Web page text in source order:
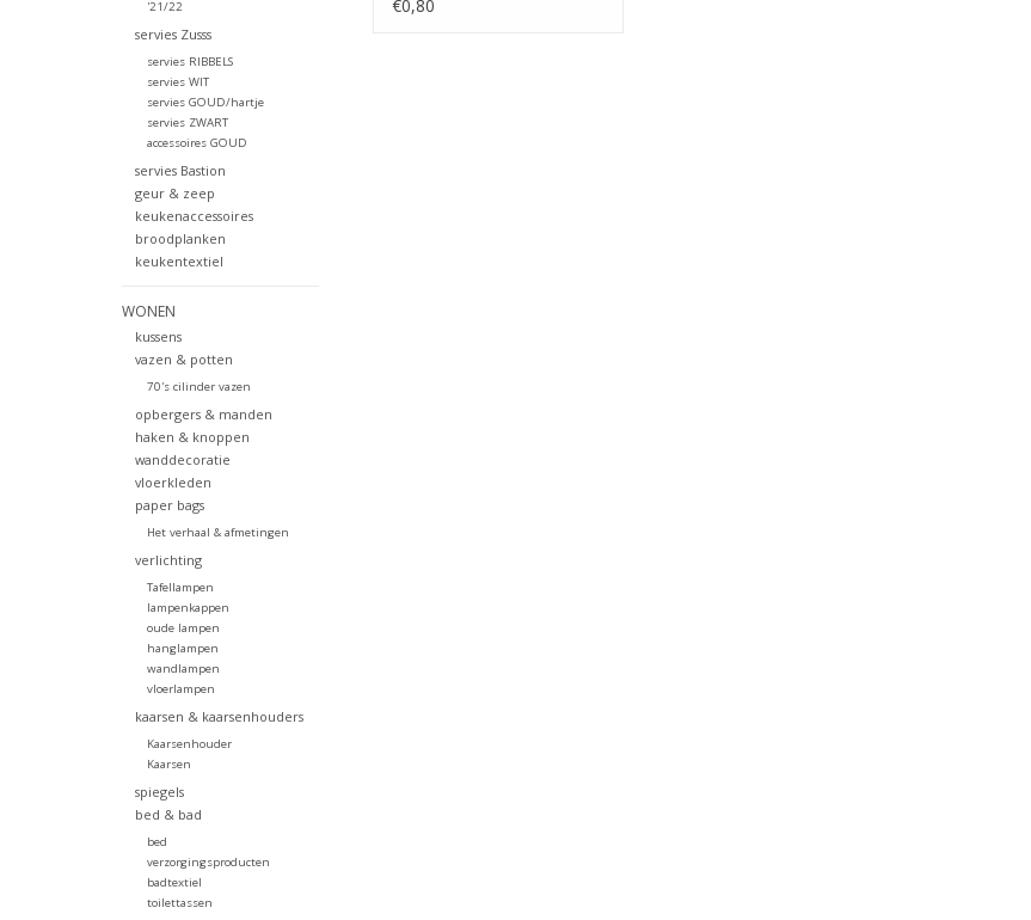
'21/22
servies Zusss
servies RIBBELS
servies WIT
servies GOUD/hartje
servies ZWART
accessoires GOUD
servies Bastion
geur & zeep
keukenaccessoires
broodplanken
keukentextiel
WONEN
kussens
vazen & potten
70's cilinder vazen
opbergers & manden
haken & knoppen
wanddecoratie
vloerkleden
paper bags
Het verhaal & afmetingen
verlichting
Tafellampen
lampenkappen
oude lampen
hanglampen
wandlampen
vloerlampen
kaarsen & kaarsenhouders
Kaarsenhouder
Kaarsen
spiegels
bed & bad
bed
verzorgingsproducten
badtextiel
toilettassen
€0,80